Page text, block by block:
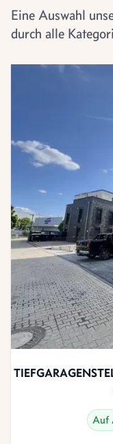
Eine Auswahl
durch alle
Auf